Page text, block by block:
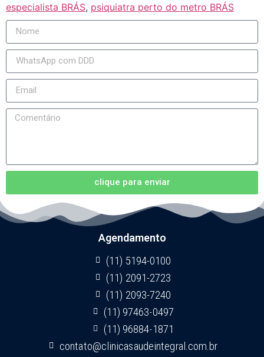
especialista BRÁS, psiquiatra perto do metro BRÁS
clique para enviar
Agendamento
(11) 5194-0100
(11) 2091-2723
(11) 2093-7240
(11) 97463-0497
(11) 96884-1871
contato@clinicasaudeintegral.com.br